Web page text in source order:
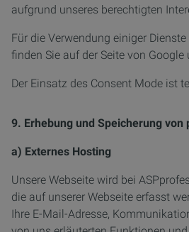
aufgrund unseres berechtigten
Für die Verwendung einiger
finden Sie auf der Seite von Google
Der Einsatz des Consent Mode ist
9. Erhebung und Speicherung
a) Externes Hosting
Unsere Webseite wird bei
die auf unserer Webseite erfasst
Ihre E-Mail-Adresse,